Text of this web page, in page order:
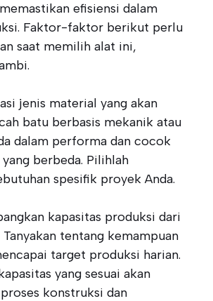
efisiensi dalam
Faktor-faktor berikut perlu
saat memilih alat ini,
jenis material yang akan
batu berbasis mekanik atau
dalam performa dan cocok
berbeda. Pilihlah
spesifik proyek Anda.
kapasitas produksi dari
tentang kemampuan
target produksi harian.
yang sesuai akan
konstruksi dan